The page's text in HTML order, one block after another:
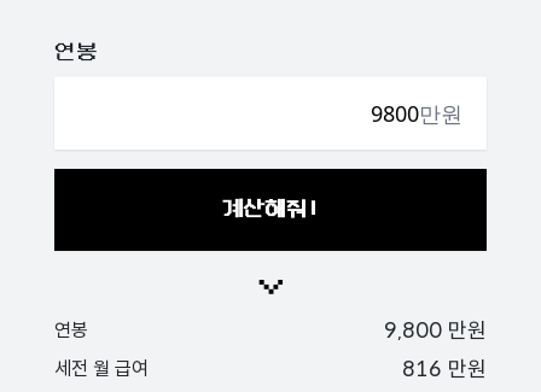
연봉
만원
계산해줘!
연봉 9,800 만원
세전 월 급여 816 만원